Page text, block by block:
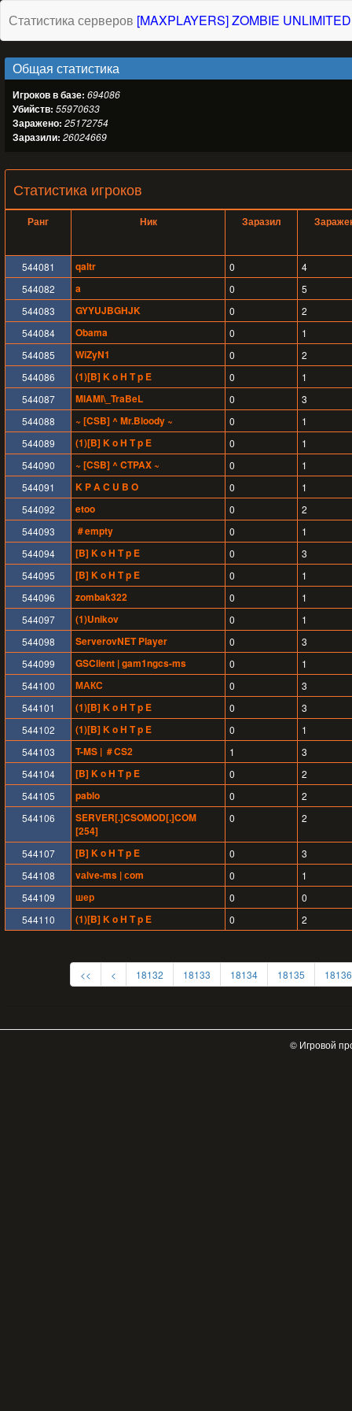
Статистика серверов [MAXPLAYERS] ZOMBIE UNLIMITED
Общая статистика
Игроков в базе: 694086
Убийств: 55970633
Заражено: 25172754
Заразили: 26024669
Статистика игроков
Ранг Ник Заразил
544081 qaltr 0
4
544082
a 0
5
544083
GYYUJBGHJK 0
2
544084
Obama 0
1
544085
WiZyN1 0
2
544086
(1)[B] K o H T p E 0
1
544087
MIAMI\_TraBeL 0
3
544088
~ [CSB] ^ Mr.Bloody ~ 0
1
544089
(1)[B] K o H T p E 0
1
544090
~ [CSB] ^ CTPAX ~ 0
1
544091
K P A C U B O 0
1
544092
etoo 0
2
544093
＃empty 0
1
544094
[B] K o H T p E 0
3
544095
[B] K o H T p E 0
1
544096
zombak322 0
1
544097
(1)Unikov 0
1
544098
ServerovNET Player 0
3
544099
GSClient | gam1ngcs-ms 0
1
544100
МАКС 0
3
544101
(1)[B] K o H T p E 0
3
544102
(1)[B] K o H T p E 0
1
544103
T-MS | ＃CS2 1
3
544104
[B] K o H T p E 0
2
544105
pablo 0
2
544106
SERVER[.]CSOMOD[.]COM
[254]
0 2
544107 [B] K o H T p E 0
3
544108
vаlve-ms | сom 0
1
544109
шер 0
0
544110
(1)[B] K o H T p E 0 2
<< < 18132 18133 18134 18135 18136
© Игровой